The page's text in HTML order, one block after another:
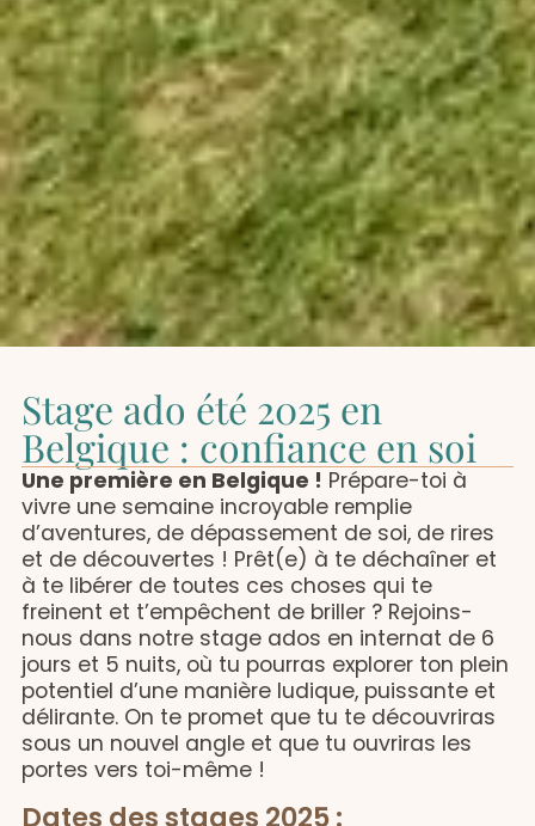
Stage ado été 2025 en
Belgique : confiance en soi
Une première en Belgique ! Prépare-toi à
vivre une semaine incroyable remplie
d’aventures, de dépassement de soi, de rires
et de découvertes ! Prêt(e) à te déchaîner et
à te libérer de toutes ces choses qui te
freinent et t’empêchent de briller ? Rejoins-
nous dans notre stage ados en internat de 6
jours et 5 nuits, où tu pourras explorer ton plein
potentiel d’une manière ludique, puissante et
délirante. On te promet que tu te découvriras
sous un nouvel angle et que tu ouvriras les
portes vers toi-même !
Dates des stages 2025 :